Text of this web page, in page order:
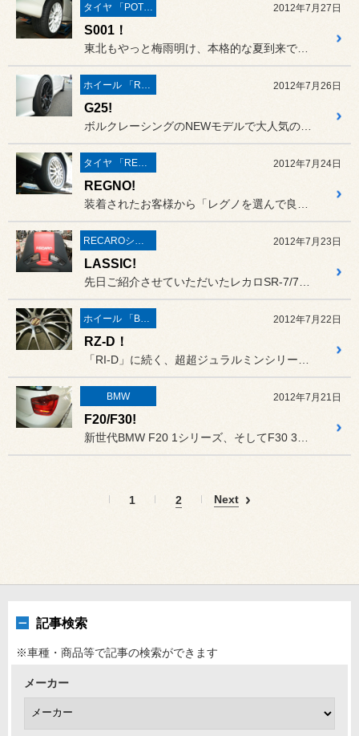
タイヤ 「POTENZA」 2012年7月27日
S001！
ホイール 「RAYS」 2012年7月26日
G25!
タイヤ 「REGNO」 2012年7月24日
REGNO!
RECAROシート 2012年7月23日
LASSIC!
ホイール 「BBS」 2012年7月22日
RZ-D！
BMW 2012年7月21日
F20/F30!
1 2 Next
記事検索
※車種・商品等で記事の検索ができます
メーカー